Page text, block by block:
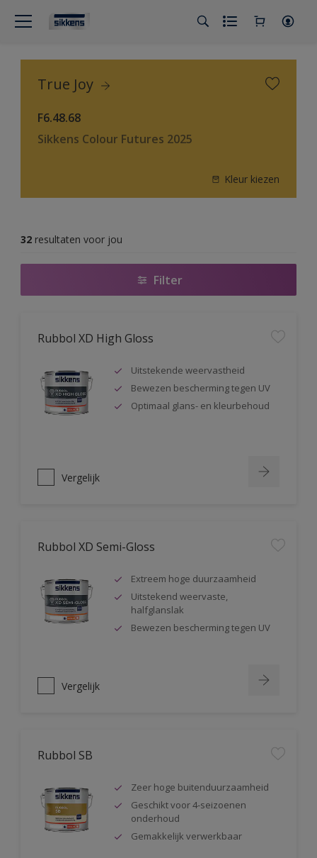
True Joy
F6.48.68
Sikkens Colour Futures 2025
Kleur kiezen
32 resultaten voor jou
Filter
Rubbol XD High Gloss
Uitstekende weervastheid
Bewezen bescherming tegen UV
Optimaal glans- en kleurbehoud
Vergelijk
Rubbol XD Semi-Gloss
Extreem hoge duurzaamheid
Uitstekend weervaste,
halfglanslak
Bewezen bescherming tegen UV
Vergelijk
Rubbol SB
Zeer hoge buitenduurzaamheid
Geschikt voor 4-seizoenen
onderhoud
Gemakkelijk verwerkbaar